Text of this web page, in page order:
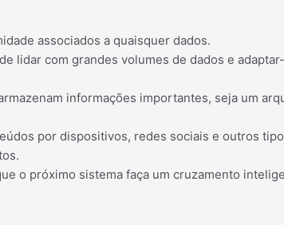
associados a quaisquer dados.
lidar com grandes volumes de dados e
informações importantes, seja um
por dispositivos, redes sociais e outros
o próximo sistema faça um cruzamento